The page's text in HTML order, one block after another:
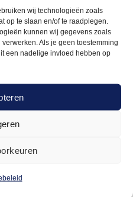
wij technologieën zoals
op te slaan en/of te raadplegen.
kunnen wij gegevens zoals
Als je geen toestemming
een nadelige invloed hebben op
Wil je dus een
aansluiten.